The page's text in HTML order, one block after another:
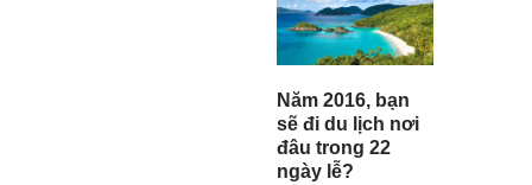
Năm 2016, bạn
sẽ đi du lịch nơi
đâu trong 22
ngày lễ?